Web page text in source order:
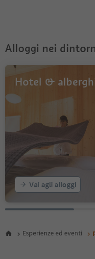
Alloggi nei
Hotel &
Vai agli alloggi
Esperienze ed eventi